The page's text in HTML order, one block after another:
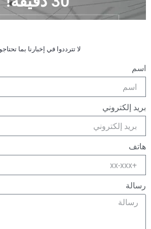
لا تترددوا في إخبارنا بما
اسم
بريد إلكتروني
هاتف
رسالة